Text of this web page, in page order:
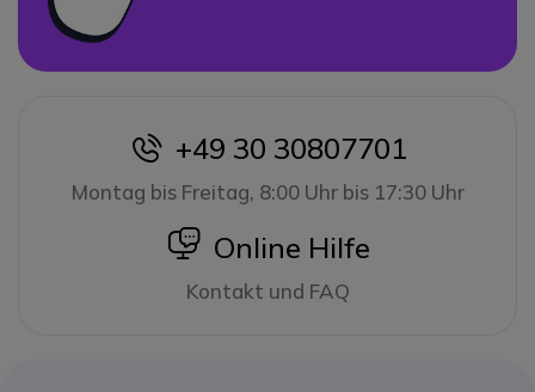
icon
+49 30 30807701
Montag bis Freitag, 8:00 Uhr bis 17:30 Uhr
icon
Online Hilfe
Kontakt und FAQ